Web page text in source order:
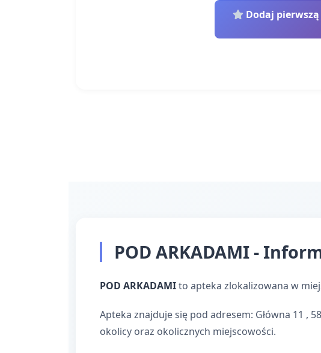
Dodaj
POD ARKADAMI -
POD ARKADAMIto apteka zlokalizowana w
Apteka znajduje się pod adresem: Główna 11 ,
okolicy oraz okolicznych miejscowości.